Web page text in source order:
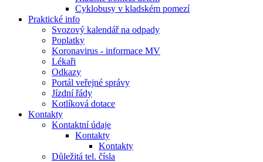
Cyklobusy v kladském pomezí
Praktické info
Svozový kalendář na odpady
Poplatky
Koronavirus - informace MV
Lékaři
Odkazy
Portál veřejné správy
Jízdní řády
Kotlíková dotace
Kontakty
Kontaktní údaje
Kontakty
Kontakty
Důležitá tel. čísla